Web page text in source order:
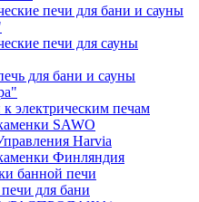
печи для бани и сауны
печи для сауны
для бани и сауны
к электрическим печам
SAWO
Harvia
Финляндия
банной печи
для бани